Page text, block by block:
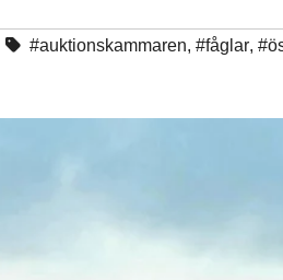
#auktionskammaren, #fåglar,